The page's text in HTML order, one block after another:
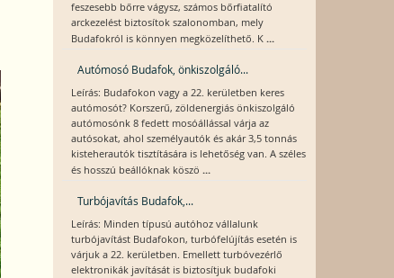
feszesebb bőrre vágysz, számos bőrfiatalító
arckezelést biztosítok szalonomban, mely
Budafokról is könnyen megközelíthető. K ...
Autómosó Budafok, önkiszolgáló...
Leírás: Budafokon vagy a 22. kerületben keres
autómosót? Korszerű, zöldenergiás önkiszolgáló
autómosónk 8 fedett mosóállással várja az
autósokat, ahol személyautók és akár 3,5 tonnás
kisteherautók tisztítására is lehetőség van. A széles
és hosszú beállóknak köszö ...
Turbójavítás Budafok,...
Leírás: Minden típusú autóhoz vállalunk
turbójavítást Budafokon, turbófelújítás esetén is
várjuk a 22. kerületben. Emellett turbóvezérlő
elektronikák javítását is biztosítjuk budafoki